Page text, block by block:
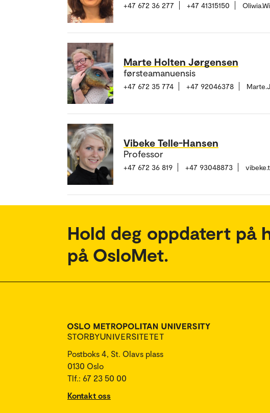
+47 672 36 277 +47 41315150
Marte Holten Jørgensen
førsteamanuensis
+47 672 35 774 +47 92046378
Vibeke Telle-Hansen
Professor
+47 672 36 819 +47 93048873
Hold deg oppdatert på
på OsloMet.
Postboks 4, St. Olavs plass
0130 Oslo
Tlf.: 67 23 50 00
Kontakt oss